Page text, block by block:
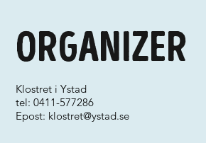
Organizer
Klostret i Ystad
tel: 0411-577286
Epost: klostret@ystad.se